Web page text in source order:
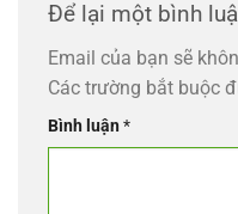
Để lại một bình
Email của bạn sẽ
Các trường bắt buộc
Bình luận*